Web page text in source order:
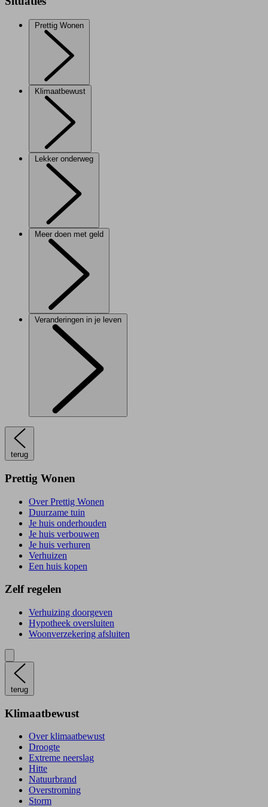
Prettig Wonen
Klimaatbewust
Lekker onderweg
Meer doen met geld
Veranderingen in je leven
terug
Prettig Wonen
Over Prettig Wonen
Duurzame tuin
Je huis onderhouden
Je huis verbouwen
Je huis verhuren
Verhuizen
Een huis kopen
Zelf regelen
Verhuizing doorgeven
Hypotheek oversluiten
Woonverzekering afsluiten
terug
Klimaatbewust
Over klimaatbewust
Droogte
Extreme neerslag
Hitte
Natuurbrand
Overstroming
Storm